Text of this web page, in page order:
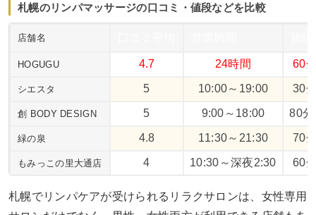
札幌のリンパマッサージの口コミ・値段などを比較
店舗名
HOGUGU 4.7 24時間 60
シエスタ 5 10:00～19:00 30
創 BODY DESIGN 5 9:00～18:00 80
緑の泉 4.8 11:30～21:30 70
もみっこの里大通店 4 10:30～深夜2:30 60
札幌でリンパケアが受けられるリラクサロンは、女性専用